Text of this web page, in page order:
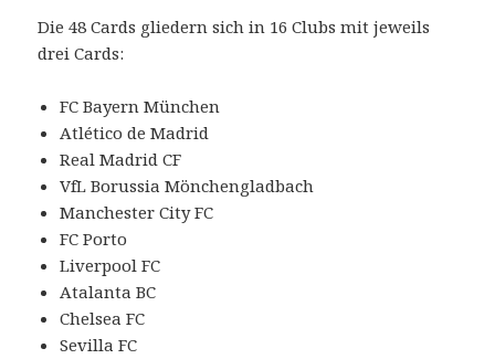
Die 48 Cards gliedern sich in 16 Clubs mit jeweils
drei Cards:
FC Bayern München
Atlético de Madrid
Real Madrid CF
VfL Borussia Mönchengladbach
Manchester City FC
FC Porto
Liverpool FC
Atalanta BC
Chelsea FC
Sevilla FC